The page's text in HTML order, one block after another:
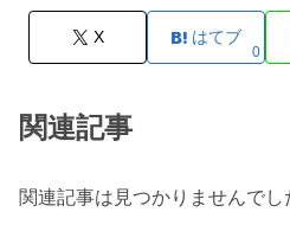
X はてブ
0
関連記事
関連記事は見つかりませんでし